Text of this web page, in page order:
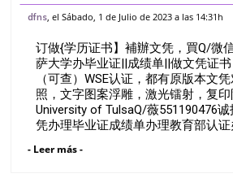
551190476塔尔萨大学办毕业证||
认证，都有原版本文凭对照，文凭
dfns , el Sábado, 1 de Julio de 2023 a las 14:31h
订做{学历证书】補辦文凭，買Q/微
萨大学办毕业证||成绩单||做文凭证
（可查）WSE认证，都有原版本文
照，文字图案浮雕，激光镭射，复
University of TulsaQ/薇551190476
凭办理毕业证成绩单办理教育部认
学历认证办理学生卡办理录取通知书
- Leer más -